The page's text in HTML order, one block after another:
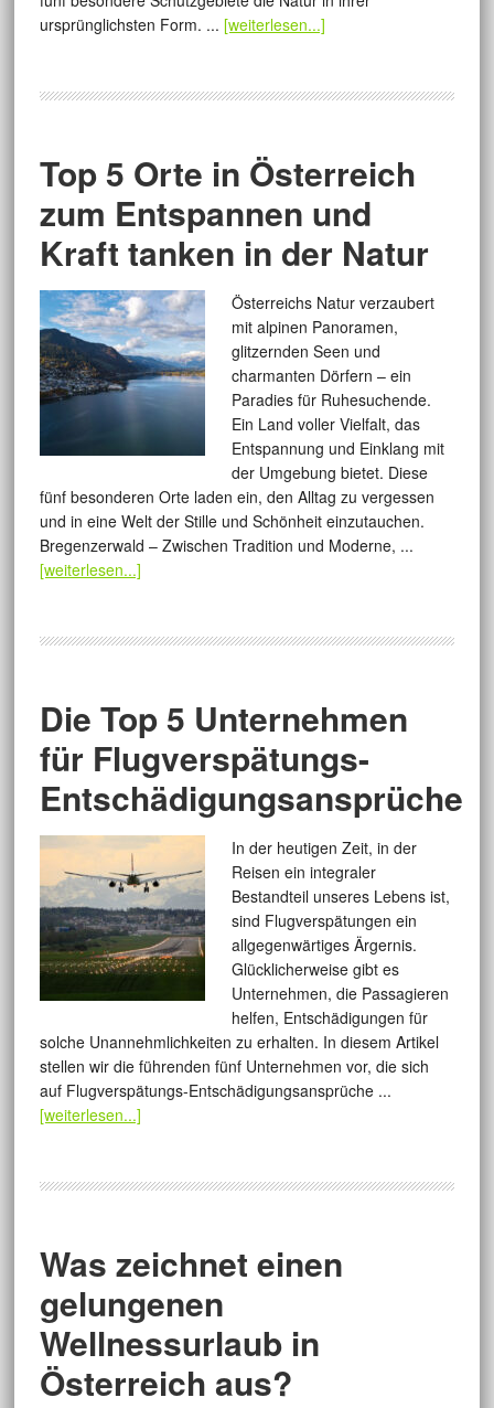
ursprünglichsten Form. ... [weiterlesen...]
Top 5 Orte in Österreich
zum Entspannen und
Kraft tanken in der Natur
Österreichs Natur verzaubert
mit alpinen Panoramen,
glitzernden Seen und
charmanten Dörfern – ein
Paradies für Ruhesuchende.
Ein Land voller Vielfalt, das
Entspannung und Einklang mit
der Umgebung bietet. Diese
fünf besonderen Orte laden ein, den Alltag zu vergessen
und in eine Welt der Stille und Schönheit einzutauchen.
Bregenzerwald – Zwischen Tradition und Moderne, ...
[weiterlesen...]
Die Top 5 Unternehmen
für Flugverspätungs-
Entschädigungsansprüche
In der heutigen Zeit, in der
Reisen ein integraler
Bestandteil unseres Lebens ist,
sind Flugverspätungen ein
allgegenwärtiges Ärgernis.
Glücklicherweise gibt es
Unternehmen, die Passagieren
helfen, Entschädigungen für
solche Unannehmlichkeiten zu erhalten. In diesem Artikel
stellen wir die führenden fünf Unternehmen vor, die sich
auf Flugverspätungs-Entschädigungsansprüche ...
[weiterlesen...]
Was zeichnet einen
gelungenen
Wellnessurlaub in
Österreich aus?